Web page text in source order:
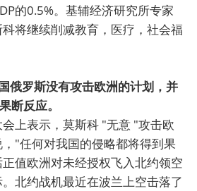
的0.5%。基辅经济研究所专家
将继续削减教育，医疗，社会福
俄罗斯没有攻击欧洲的计划，并
断反应。
上表示，莫斯科 "无意 "攻击欧
"任何对我国的侵略都将得到果
值欧洲对未经授权飞入北约领空
北约战机最近在波兰上空击落了